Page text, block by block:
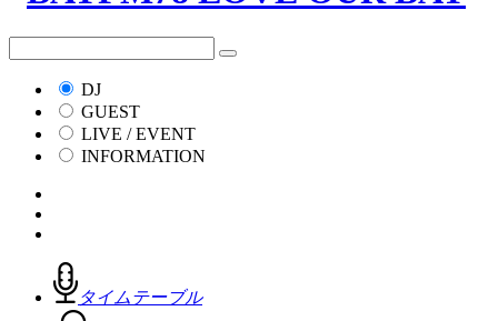
DJ
GUEST
LIVE / EVENT
INFORMATION
タイムテーブル